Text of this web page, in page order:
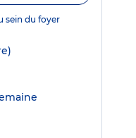
sein du foyer